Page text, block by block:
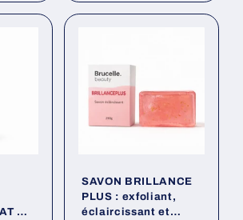
DU
SAVON BRILLANCE
PLUS : exfoliant,
éclaircissant et